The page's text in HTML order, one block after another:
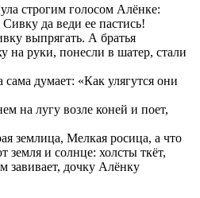
строгим голосом Алёнке:
да веди ее пастись!
выпрягать. А братья
на руки, понесли в шатер, стали
сама думает: «Как улягутся они
на лугу возле коней и поет,
землица, Мелкая росица, а что
земля и солнце: холсты ткёт,
завивает, дочку Алёнку